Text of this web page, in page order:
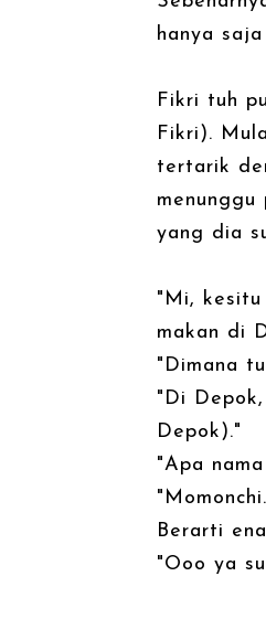
hanya
Fikri tuh
Fikri).
tertarik
yang dia
"Mi,
makan di
"Dimana
"Di
Depok)."
"Apa
Berarti
"Ooo ya